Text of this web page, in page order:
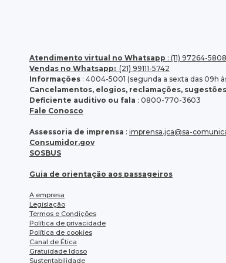
Atendimento virtual no Whatsapp : (11) 97264-5808
Vendas no Whatsapp: (21) 99111-5742
Informações : 4004-5001 (segunda a sexta das 09h
Cancelamentos, elogios, reclamações,
Deficiente auditivo ou fala : 0800-770-3603
Fale Conosco
Assessoria de imprensa : imprensa.jca@sa-
Consumidor.gov
SOSBUS
Guia de orientação aos passageiros
A empresa
Legislação
Termos e Condições
Política de privacidade
Política de cookies
Canal de Ética
Gratuidade Idoso
Sustentabilidade